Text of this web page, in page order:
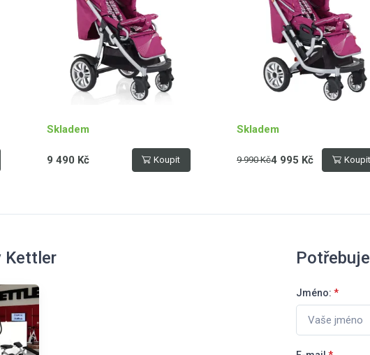
Skladem
9 490 Kč Koupit
Skladem
9 990 Kč4 995 Kč Koupit
Kettler
Jméno: *